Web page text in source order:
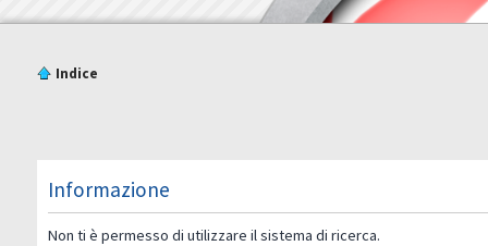
Indice
Informazione
Non ti è permesso di utilizzare il sistema di ricerca.